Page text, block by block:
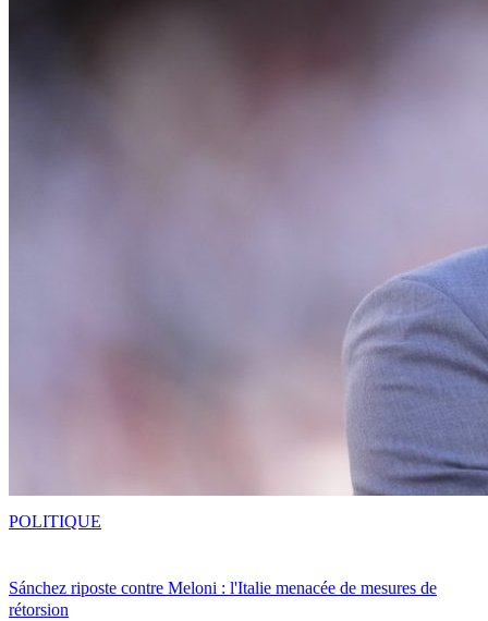
Sánchez riposte contre Meloni : l'Italie menacée de mesures de
rétorsion
POLITIQUE